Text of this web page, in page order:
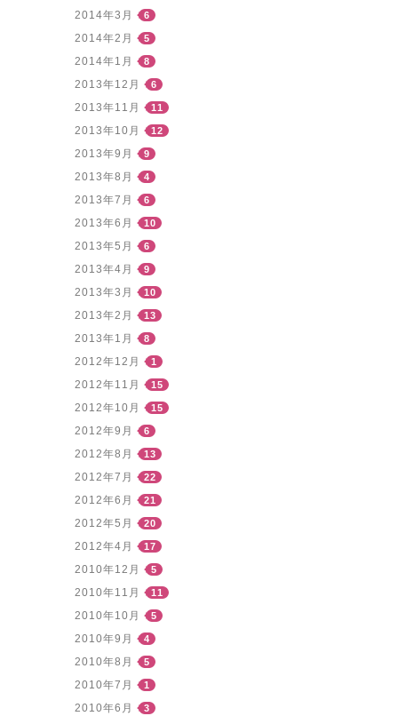
2014年3月 6
2014年2月 5
2014年1月 8
2013年12月 6
2013年11月 11
2013年10月 12
2013年9月 9
2013年8月 4
2013年7月 6
2013年6月 10
2013年5月 6
2013年4月 9
2013年3月 10
2013年2月 13
2013年1月 8
2012年12月 1
2012年11月 15
2012年10月 15
2012年9月 6
2012年8月 13
2012年7月 22
2012年6月 21
2012年5月 20
2012年4月 17
2010年12月 5
2010年11月 11
2010年10月 5
2010年9月 4
2010年8月 5
2010年7月 1
2010年6月 3